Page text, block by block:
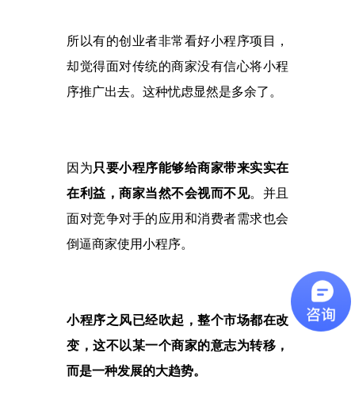
所以有的创业者非常看好小程序项目，
却觉得面对传统的商家没有信心将小程
序推广出去。这种忧虑显然是多余了。
因为只要小程序能够给商家带来实实在
在利益，商家当然不会视而不见。并且
面对竞争对手的应用和消费者需求也会
倒逼商家使用小程序。
小程序之风已经吹起，整个市场都在改
变，这不以某一个商家的意志为转移，
而是一种发展的大趋势。